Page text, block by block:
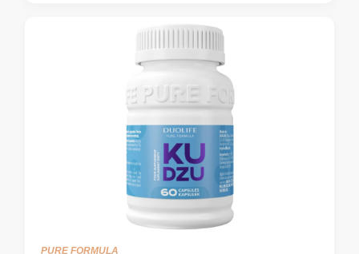
PURE FORMULA